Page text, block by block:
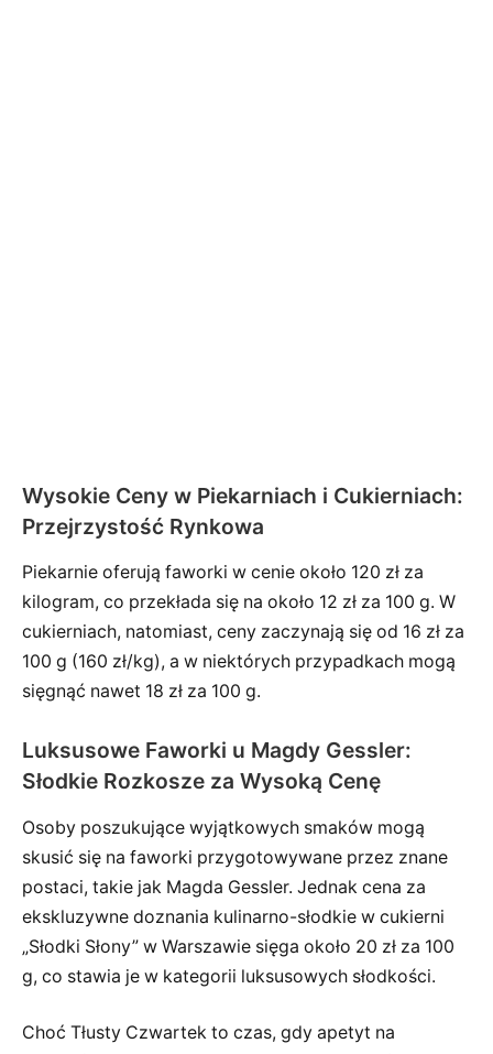
Wysokie Ceny w Piekarniach i Cukierniach:
Przejrzystość Rynkowa
Piekarnie oferują faworki w cenie około 120 zł za
kilogram, co przekłada się na około 12 zł za 100 g. W
cukierniach, natomiast, ceny zaczynają się od 16 zł za
100 g (160 zł/kg), a w niektórych przypadkach mogą
sięgnąć nawet 18 zł za 100 g.
Luksusowe Faworki u Magdy Gessler:
Słodkie Rozkosze za Wysoką Cenę
Osoby poszukujące wyjątkowych smaków mogą
skusić się na faworki przygotowywane przez znane
postaci, takie jak Magda Gessler. Jednak cena za
ekskluzywne doznania kulinarno-słodkie w cukierni
„Słodki Słony” w Warszawie sięga około 20 zł za 100
g, co stawia je w kategorii luksusowych słodkości.
Choć Tłusty Czwartek to czas, gdy apetyt na